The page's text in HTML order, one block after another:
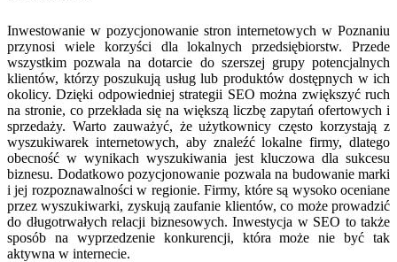
Inwestowanie w pozycjonowanie stron internetowych w Poznaniu
przynosi wiele korzyści dla lokalnych przedsiębiorstw. Przede
wszystkim pozwala na dotarcie do szerszej grupy potencjalnych
klientów, którzy poszukują usług lub produktów dostępnych w ich
okolicy. Dzięki odpowiedniej strategii SEO można zwiększyć ruch
na stronie, co przekłada się na większą liczbę zapytań ofertowych i
sprzedaży. Warto zauważyć, że użytkownicy często korzystają z
wyszukiwarek internetowych, aby znaleźć lokalne firmy, dlatego
obecność w wynikach wyszukiwania jest kluczowa dla sukcesu
biznesu. Dodatkowo pozycjonowanie pozwala na budowanie marki
i jej rozpoznawalności w regionie. Firmy, które są wysoko oceniane
przez wyszukiwarki, zyskują zaufanie klientów, co może prowadzić
do długotrwałych relacji biznesowych. Inwestycja w SEO to także
sposób na wyprzedzenie konkurencji, która może nie być tak
aktywna w internecie.